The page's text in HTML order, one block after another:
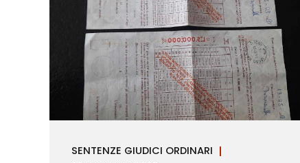
SENTENZE GIUDICI ORDINARI